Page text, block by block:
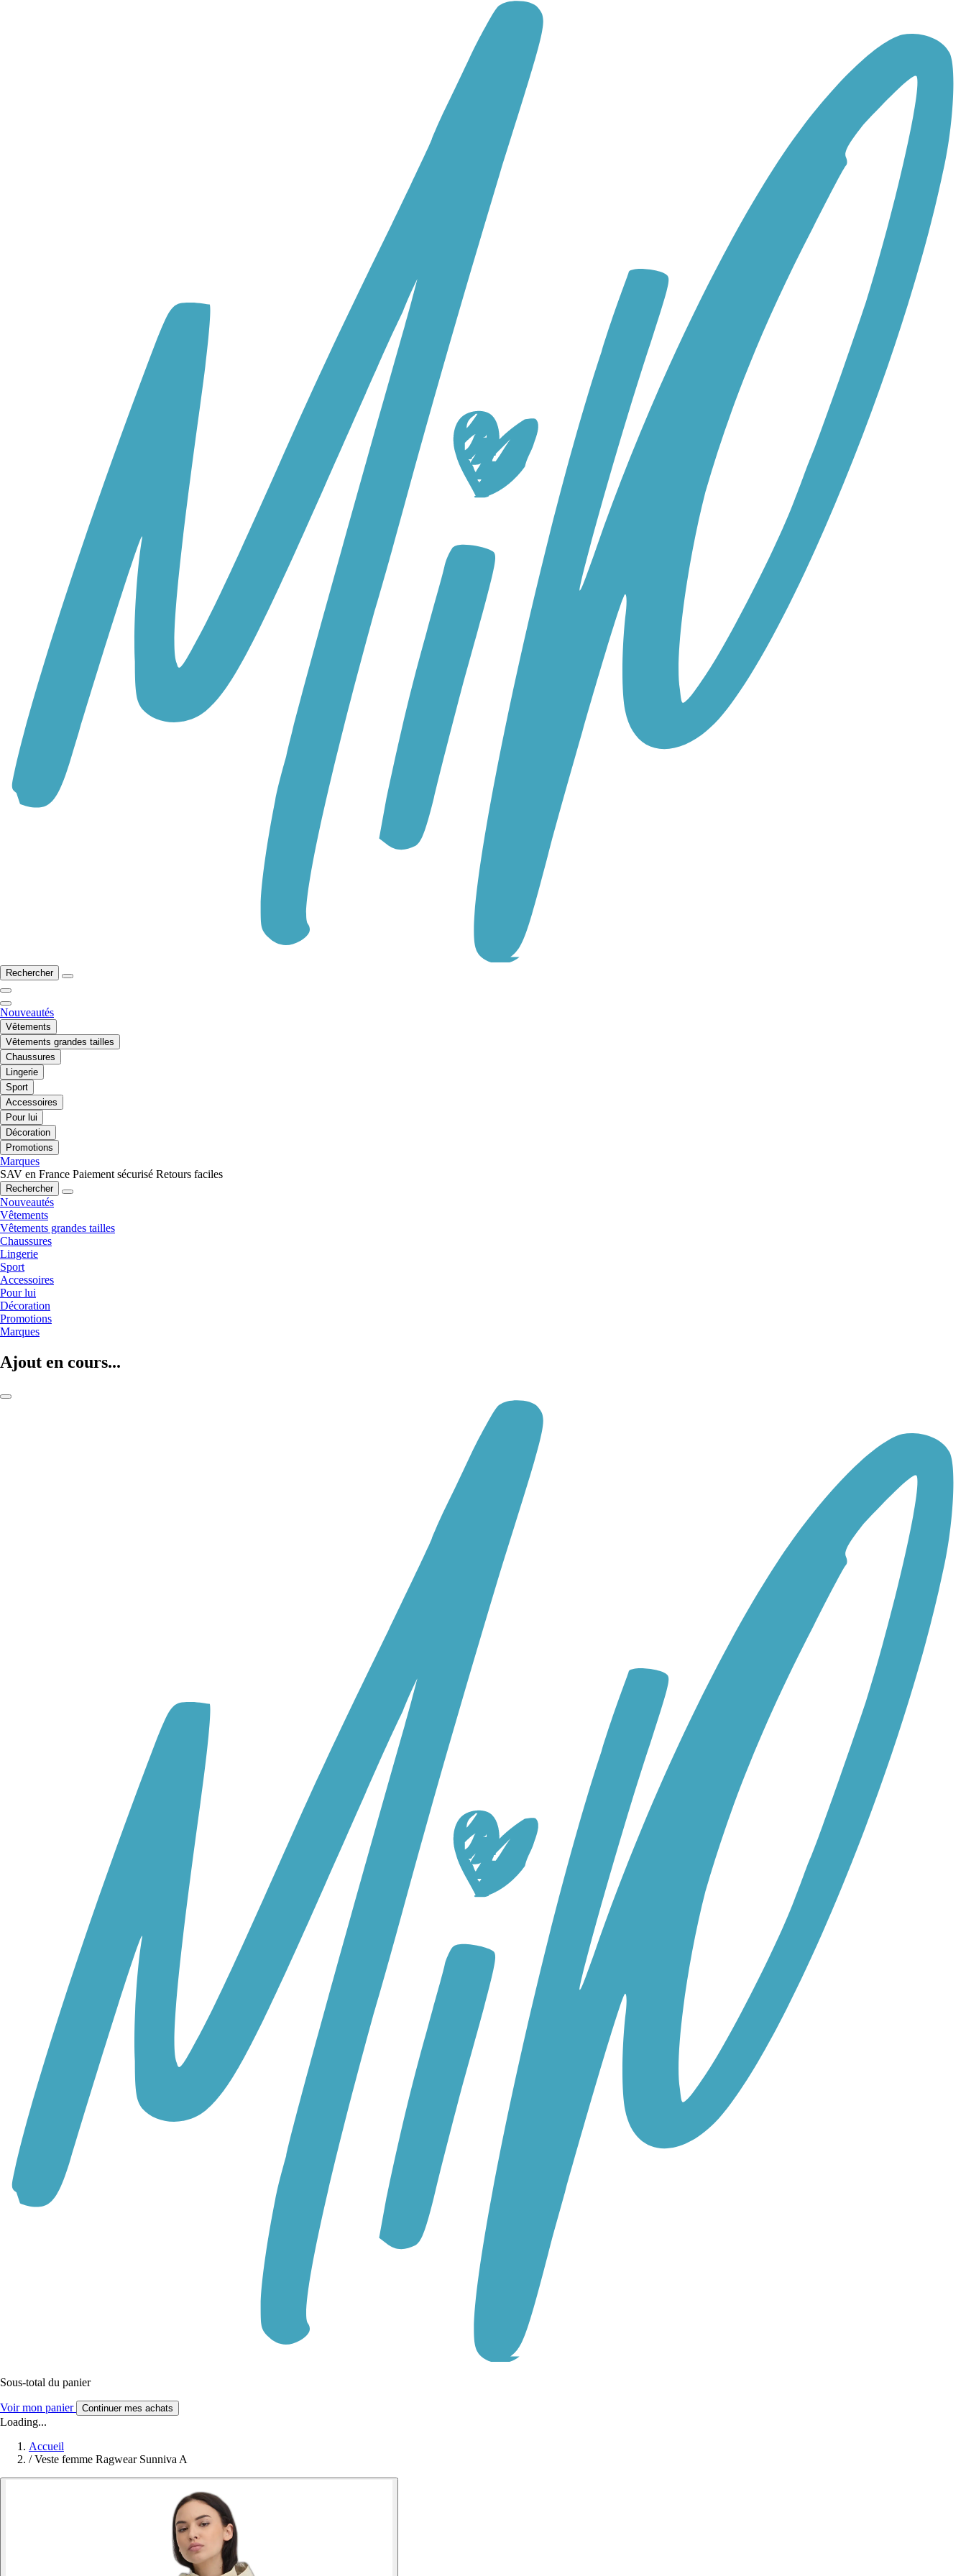
Rechercher
Nouveautés
Vêtements
Vêtements grandes tailles
Chaussures
Lingerie
Sport
Accessoires
Pour lui
Décoration
Promotions
Marques
SAV en France Paiement sécurisé Retours faciles
Rechercher
Nouveautés
Vêtements
Vêtements grandes tailles
Chaussures
Lingerie
Sport
Accessoires
Pour lui
Décoration
Promotions
Marques
Ajout en cours...
Sous-total du panier
Voir mon panier Continuer mes achats
Loading...
Accueil
/ Veste femme Ragwear Sunniva A